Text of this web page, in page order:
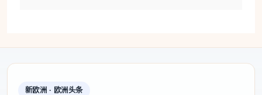
月，约有一半主动申请者为未曾服役者，显示新世代
年轻人对服役问题的态度出现转变。分析指出，愈来
愈多民众选择提前申请拒服兵役，因应潜在上战场风
新欧洲 · 欧洲头条